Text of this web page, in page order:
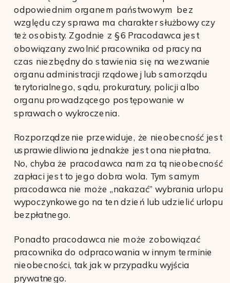
odpowiednim organem państwowym bez
względu czy sprawa ma charakter służbowy czy
też osobisty. Zgodnie z § 6 Pracodawca jest
obowiązany zwolnić pracownika od pracy na
czas niezbędny do stawienia się na wezwanie
organu administracji rządowej lub samorządu
terytorialnego, sądu, prokuratury, policji albo
organu prowadzącego postępowanie w
sprawach o wykroczenia.
Rozporządzenie przewiduje, że nieobecność jest
usprawiedliwiona jednakże jest ona niepłatna.
No, chyba że pracodawca nam za tą nieobecność
zapłaci jest to jego dobra wola. Tym samym
pracodawca nie może „nakazać” wybrania urlopu
wypoczynkowego na ten dzień lub udzielić urlopu
bezpłatnego.
Ponadto pracodawca nie może zobowiązać
pracownika do odpracowania w innym terminie
nieobecności, tak jak w przypadku wyjścia
prywatnego.